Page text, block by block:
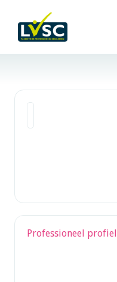
Professioneel profiel